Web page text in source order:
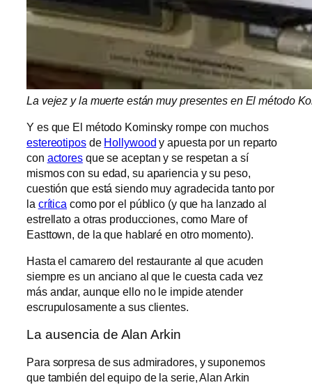
La vejez y la muerte están muy presentes en El método
Y es que El método Kominsky rompe con muchos
estereotiposde Hollywood y apuesta por un reparto
con actoresque se aceptan y se respetan a sí
mismos con su edad, su apariencia y su peso,
cuestión que está siendo muy agradecida tanto por
la crítica como por el público (y que ha lanzado al
estrellato a otras producciones, como Mare of
Easttown, de la que hablaré en otro momento).
Hasta el camarero del restaurante al que acuden
siempre es un anciano al que le cuesta cada vez
más andar, aunque ello no le impide atender
escrupulosamente a sus clientes.
La ausencia de Alan Arkin
Para sorpresa de sus admiradores, y suponemos
que también del equipo de la serie, Alan Arkin